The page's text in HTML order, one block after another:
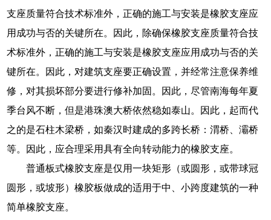
支座质量符合技术标准外，正确的施工与安装是橡胶支座应
用成功与否的关键所在。因此，除确保橡胶支座质量符合技
术标准外，正确的施工与安装是橡胶支座应用成功与否的关
键所在。因此，对建筑支座要正确设置，并经常注意保养维
修，对其损坏部分要进行修补加固。因此，尽管南海每年夏
季台风不断，但是港珠澳大桥依然稳如泰山。因此，起而代
之的是石柱木梁桥，如秦汉时建成的多跨长桥：渭桥、灞桥
等。因此，应合理采用具有全向转动能力的橡胶支座。
普通板式橡胶支座是仅用一块矩形（或圆形，或带球冠
圆形，或坡形）橡胶板做成的适用于中、小跨度建筑的一种
简单橡胶支座。